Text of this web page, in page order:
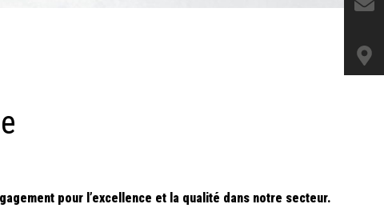
pour l’excellence et la qualité dans notre secteur.